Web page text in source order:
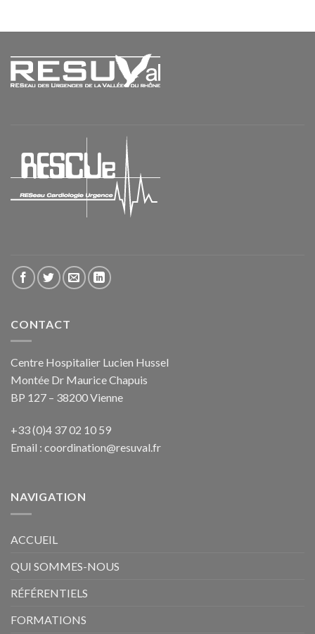
CONTACT
Centre Hospitalier Lucien Hussel
Montée Dr Maurice Chapuis
BP 127 – 38200 Vienne
+33 (0)4 37 02 10 59
Email : coordination@resuval.fr
NAVIGATION
ACCUEIL
QUI SOMMES-NOUS
RÉFÉRENTIELS
FORMATIONS